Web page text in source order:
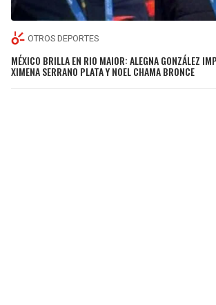
OTROS DEPORTES
MÉXICO BRILLA EN RIO MAIOR: ALEGNA GONZÁLEZ
XIMENA SERRANO PLATA Y NOEL CHAMA BRONCE